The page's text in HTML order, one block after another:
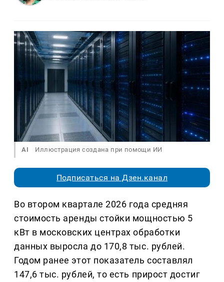
AI Иллюстрация создана при помощи ИИ
Подписаться на Дзен.канал
Во втором квартале 2026 года средняя
стоимость аренды стойки мощностью 5
кВт в московских центрах обработки
данных выросла до 170,8 тыс. рублей.
Годом ранее этот показатель составлял
147,6 тыс. рублей, то есть прирост достиг